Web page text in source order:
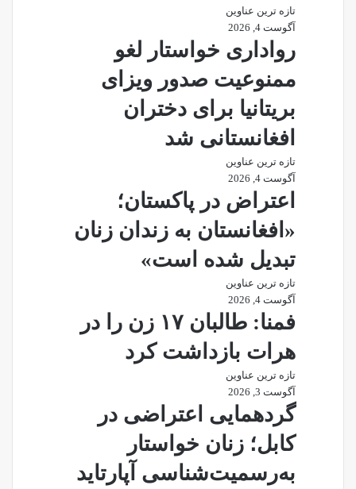
تازه ترین عناوین
آگوست 4, 2026
رواداری خواستار لغو
ممنوعیت صدور ویزای
بریتانیا برای دختران
افغانستانی شد
تازه ترین عناوین
آگوست 4, 2026
اعتراض در پاکستان؛
«افغانستان به زندان زنان
تبدیل شده است»
تازه ترین عناوین
آگوست 4, 2026
فمنا: طالبان ۱۷ زن را در
هرات بازداشت کرد
تازه ترین عناوین
آگوست 3, 2026
گردهمایی اعتراضی در
کابل؛ زنان خواستار
به‌رسمیت‌شناسی آپارتاید